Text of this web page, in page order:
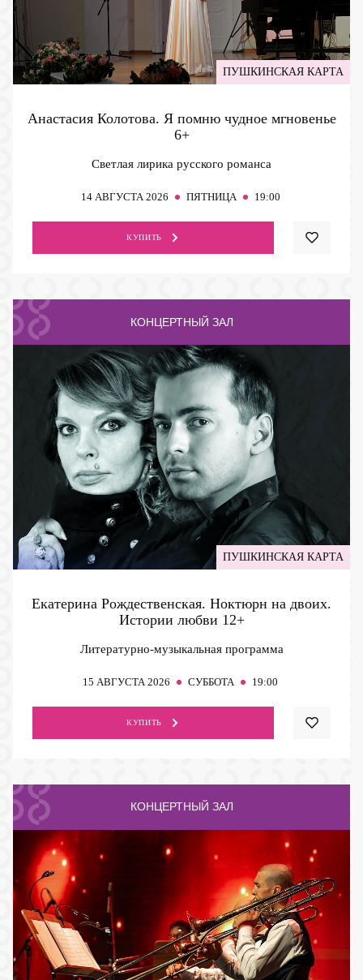
ПУШКИНСКАЯ КАРТА
Анастасия Колотова. Я помню чудное мгновенье
6+
Светлая лирика русского романса
14 АВГУСТА 2026 ПЯТНИЦА 19:00
КУПИТЬ
КОНЦЕРТНЫЙ ЗАЛ
ПУШКИНСКАЯ КАРТА
Екатерина Рождественская. Ноктюрн на двоих.
Истории любви 12+
Литературно-музыкальная программа
15 АВГУСТА 2026 СУББОТА 19:00
КУПИТЬ
КОНЦЕРТНЫЙ ЗАЛ